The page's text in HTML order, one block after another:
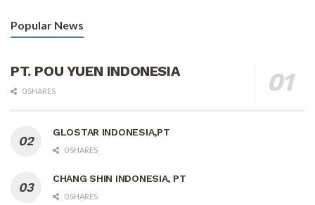
Popular News
PT. POU YUEN INDONESIA
0 SHARES
GLOSTAR INDONESIA,PT
0 SHARES
CHANG SHIN INDONESIA, PT
0 SHARES